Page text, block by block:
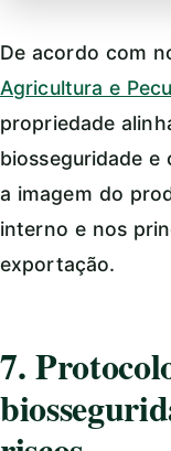
De acordo com
Agricultura e
propriedade
biosseguridade
a imagem do
interno e nos
exportação.
7.